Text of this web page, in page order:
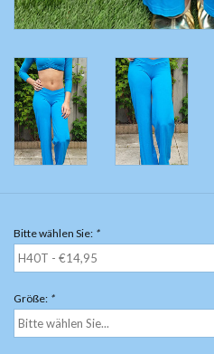
Bitte wählen Sie: *
Größe: *